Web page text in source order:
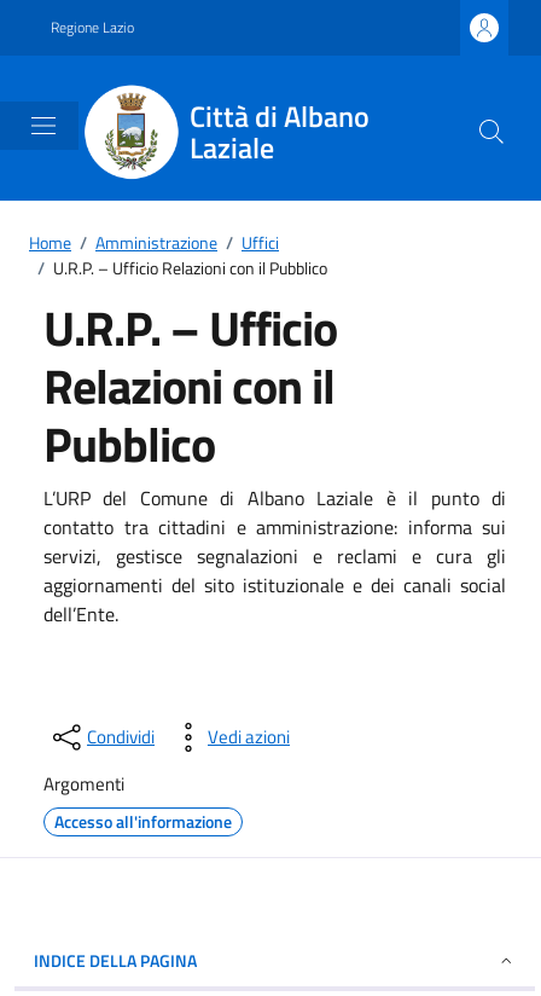
Regione Lazio
Città di Albano
Laziale
Home / Amministrazione / Uffici
/ U.R.P. – Ufficio Relazioni con il Pubblico
U.R.P. – Ufficio
Relazioni con il
Pubblico
L’URP del Comune di Albano Laziale è il punto di
contatto tra cittadini e amministrazione: informa sui
servizi, gestisce segnalazioni e reclami e cura gli
aggiornamenti del sito istituzionale e dei canali social
dell’Ente.
Condividi
Vedi azioni
Argomenti
Accesso all'informazione
INDICE DELLA PAGINA